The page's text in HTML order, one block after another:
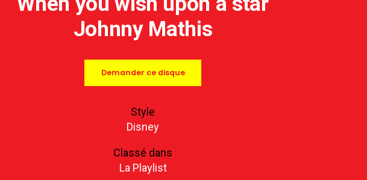
Johnny Mathis
Demander ce disque
Style
Disney
Classé dans
La Playlist